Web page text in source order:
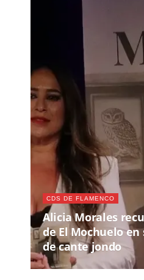
CDS DE FLAMENCO
Alicia Morales
de El Mochuelo
de cante jondo